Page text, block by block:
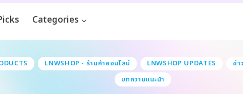
Categories
LNWSHOP - ร้านค้าออนไลน์ LNWSHOP UPDATES
ข่า
บทความแนะนำ